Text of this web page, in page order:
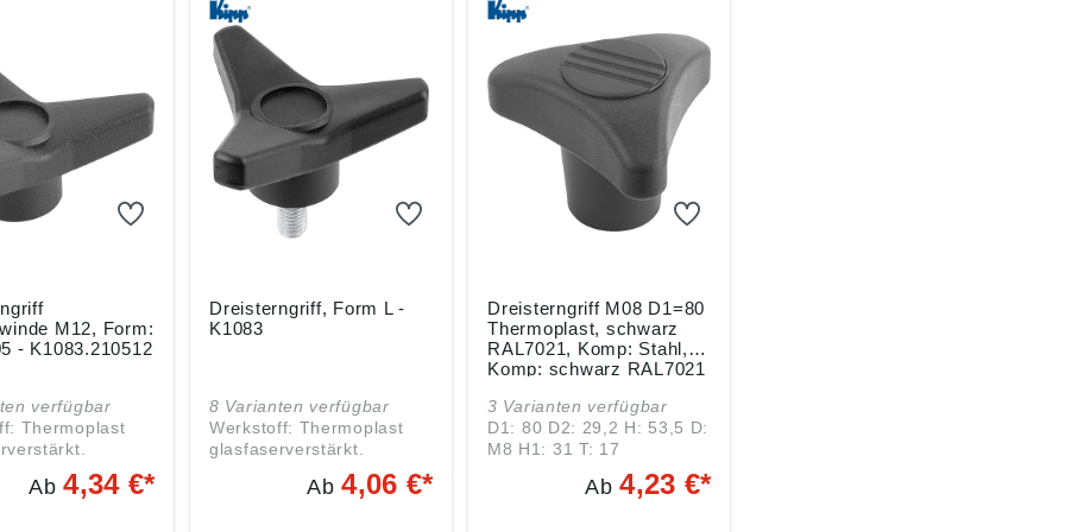
RAL 7021
und
RAL 7021
geliefert. H:
M12, Form:
- K1083.210512
verfügbar
Thermoplast
Messing.
Griff schwarz.
Ab4,34 €*
Dreisterngriff, Form L -
K1083
8 Varianten verfügbar
Werkstoff: Thermoplast
glasfaserverstärkt.
Gewindebolzen Stahl.
Ausführung: Griff schwarz.
Ab4,06 €*
Dreisterngriff M08 D1=80
Thermoplast, schwarz
RAL7021, Komp: Stahl,
Komp: schwarz RAL7021
3 Varianten verfügbar
D1: 80 D2: 29,2 H: 53,5 D:
M8 H1: 31 T: 17
Ab4,23 €*